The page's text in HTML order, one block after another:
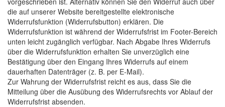
die auf unserer Website bereitgestellte elektronische
Widerrufsfunktion (Widerrufsbutton) erklären. Die
Widerrufsfunktion ist während der Widerrufsfrist im Footer-Bereich
unten leicht zugänglich verfügbar. Nach Abgabe Ihres Widerrufs
über die Widerrufsfunktion erhalten Sie unverzüglich eine
Bestätigung über den Eingang Ihres Widerrufs auf einem
dauerhaften Datenträger (z. B. per E-Mail).
Zur Wahrung der Widerrufsfrist reicht es aus, dass Sie die
Mitteilung über die Ausübung des Widerrufsrechts vor Ablauf der
Widerrufsfrist absenden.